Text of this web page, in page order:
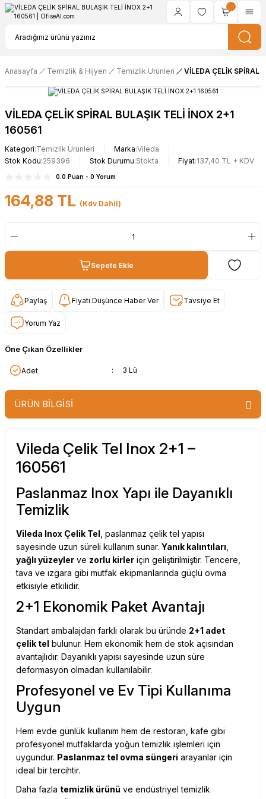
Anasayfa Temizlik & Hijyen Temizlik Ürünleri VİLEDA ÇELİK SPİRAL
VİLEDA ÇELİK SPİRAL BULAŞIK TELİ İNOX 2+1
160561
Kategori Temizlik Ürünleri Marka Vileda
Stok Kodu 259396 Stok Durumu Stokta Fiyat 137,40 TL + KDV
0.0 Puan - 0 Yorum
164,88 TL (Kdv Dahil)
Sepete Ekle
Paylaş Fiyatı Düşünce Haber Ver Tavsiye Et
Yorum Yaz
Öne Çıkan Özellikler
Adet : 3 Lü
ÜRÜN BİLGİSİ
Vileda Çelik Tel Inox 2+1 –
160561
Paslanmaz Inox Yapı ile Dayanıklı
Temizlik
Vileda Inox Çelik Tel , paslanmaz çelik tel yapısı
sayesinde uzun süreli kullanım sunar. Yanık kalıntıları
yağlı yüzeyler ve zorlu kirler için geliştirilmiştir. Tencere,
tava ve ızgara gibi mutfak ekipmanlarında güçlü ovma
etkisiyle etkilidir.
2+1 Ekonomik Paket Avantajı
Standart ambalajdan farklı olarak bu üründe 2+1 adet
çelik tel bulunur. Hem ekonomik hem de stok açısından
avantajlıdır. Dayanıklı yapısı sayesinde uzun süre
deformasyon olmadan kullanılabilir.
Profesyonel ve Ev Tipi Kullanıma
Uygun
Hem evde günlük kullanım hem de restoran, kafe gibi
profesyonel mutfaklarda yoğun temizlik işlemleri için
uygundur. Paslanmaz tel ovma süngeri arayanlar için
ideal bir tercihtir.
Daha fazla temizlik ürünü ve endüstriyel temizlik